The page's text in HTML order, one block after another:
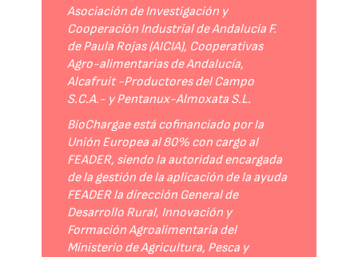
Asociación de Investigación y
Cooperación Industrial de Andalucía F.
de Paula Rojas (AICIA), Cooperativas
Agro-alimentarias de Andalucía,
Alcafruit -Productores del Campo
S.C.A.- y Pentanux-Almoxata S.L.
BioChargae está cofinanciado por la
Unión Europea al 80% con cargo al
FEADER, siendo la autoridad encargada
de la gestión de la aplicación de la ayuda
FEADER la dirección General de
Desarrollo Rural, Innovación y
Formación Agroalimentaria del
Ministerio de Agricultura, Pesca y